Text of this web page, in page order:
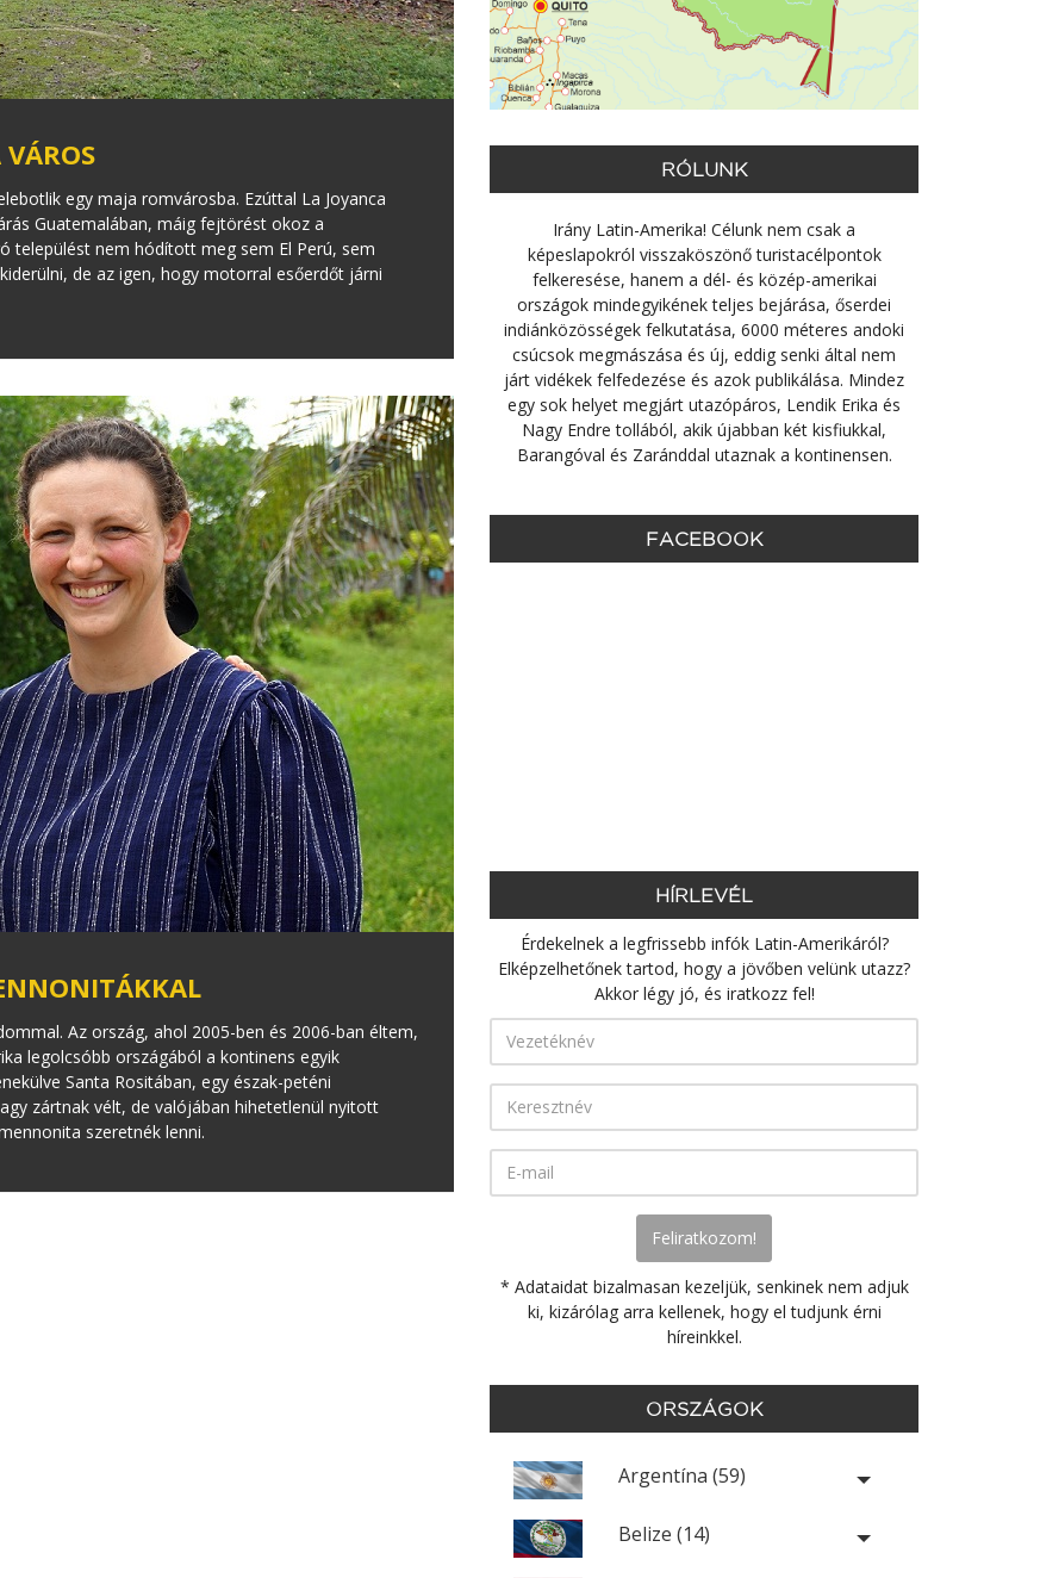
VÁROS
egy maja romvárosba. Ezúttal La Joyanca
Guatemalában, máig fejtörést okoz a
települést nem hódított meg sem El Perú, sem
de az igen, hogy motorral esőerdőt járni
Az ország, ahol 2005-ben és 2006-ban éltem,
legolcsóbb országából a kontinens egyik
Santa Rositában, egy észak-peténi
zártnak vélt, de valójában hihetetlenül nyitott
szeretnék lenni.
RÓLUNK
Irány Latin-Amerika! Célunk nem csak a
képeslapokról visszaköszönő turistacélpontok
felkeresése, hanem a dél- és közép-amerikai
országok mindegyikének teljes bejárása, őserdei
indiánközösségek felkutatása, 6000 méteres andoki
csúcsok megmászása és új, eddig senki által nem
járt vidékek felfedezése és azok publikálása. Mindez
egy sok helyet megjárt utazópáros, Lendik Erika és
Nagy Endre tollából, akik újabban két kisfiukkal,
Barangóval és Zaránddal utaznak a kontinensen.
FACEBOOK
HÍRLEVÉL
Érdekelnek a legfrissebb infók Latin-Amerikáról?
Elképzelhetőnek tartod, hogy a jövőben velünk utazz?
Akkor légy jó, és iratkozz fel!
* Adataidat bizalmasan kezeljük, senkinek nem adjuk
ki, kizárólag arra kellenek, hogy el tudjunk érni
híreinkkel.
ORSZÁGOK
Argentína (59)
Belize (14)